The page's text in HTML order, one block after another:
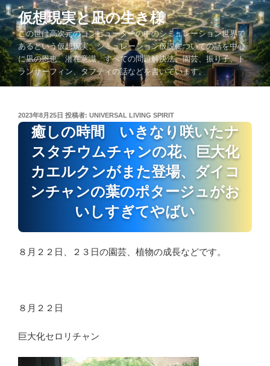
コ
ン
テ
ン
ツ
へ
仮想現実と凪の生き様
この世は高次元のコンピューターの中のシミュレーション世界で
あるという仮想現実、シミュレーション仮説についての話を中心
に凪の恩恵、潜在意識、すべての問題解決法、園芸、振り子、ト
ランサーフィン、タフティの話などを書いています。
投
稿
2023年8月25日 投稿者: UNIVERSAL LIVING SPIRIT
癒しの時間 いきなり咲いたナ
スタチウムチャンの花、巨大化
カエルクンがまた登場、ダイコ
ンチャンの葉のポタージュがお
いしすぎてやばい
８月２２日、２３日の園芸、植物の成長などです。
８月２２日
巨大化セロリチャン